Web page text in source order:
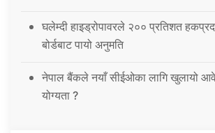
घलेम्दी हाइड्रोपावरले २०० प्रतिशत हकप्रद
बोर्डबाट पायो अनुमति
नेपाल बैंकले नयाँ सीईओका लागि खुलायो
योग्यता ?